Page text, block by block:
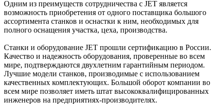
Одним из преимуществ сотрудничества с JЕТ является
возможность приобретения от одного поставщика большого
ассортимента станков и оснастки к ним, необходимых для
полного оснащения участка, цеха, производства.
Станки и оборудование JЕТ прошли сертификацию в России.
Качество и надежность оборудования, проверенные во всем
мире, подтверждаются двухлетним гарантийным периодом.
Лучшие модели станков, производимые с использованием
качественных комплектующих. Большой оборот компании во
всем мире позволяет иметь штат высококвалифицированных
инженеров на предприятиях-производителях.